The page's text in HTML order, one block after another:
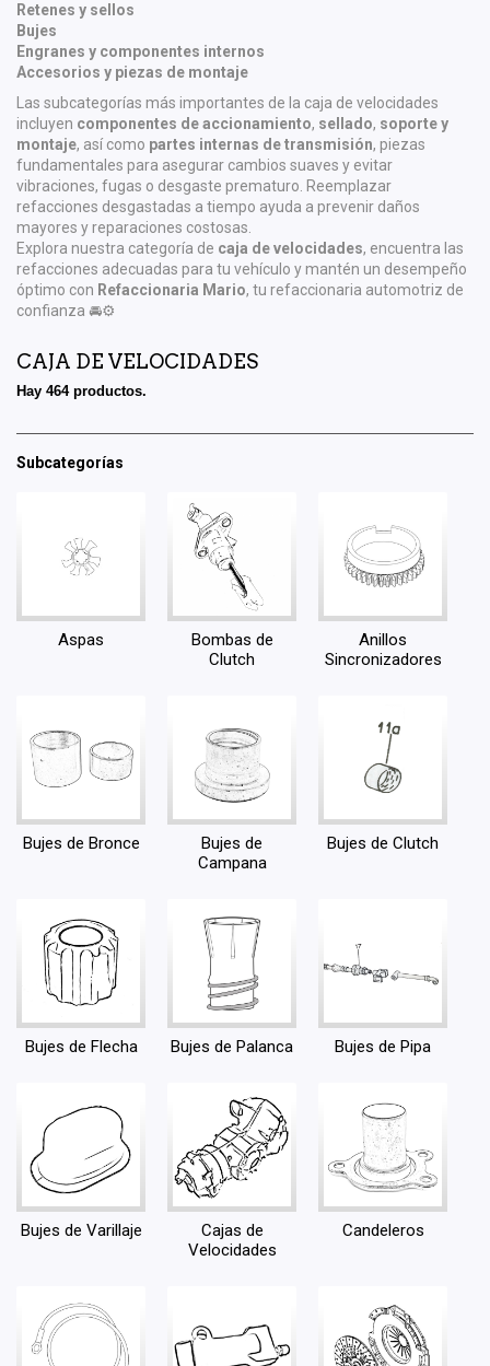
Retenes y sellos
Bujes
Engranes y componentes internos
Accesorios y piezas de montaje
Las subcategorías más importantes de la caja de velocidades
incluyen componentes de accionamiento, sellado, soporte y
montaje, así como partes internas de transmisión, piezas
fundamentales para asegurar cambios suaves y evitar
vibraciones, fugas o desgaste prematuro. Reemplazar
refacciones desgastadas a tiempo ayuda a prevenir daños
mayores y reparaciones costosas.
Explora nuestra categoría de caja de velocidades, encuentra las
refacciones adecuadas para tu vehículo y mantén un desempeño
óptimo con Refaccionaria Mario, tu refaccionaria automotriz de
confianza 🚘⚙️
CAJA DE VELOCIDADES
Hay 464 productos.
Subcategorías
Aspas
Bombas de
Clutch
Anillos
Sincronizadores
Bujes de Bronce
Bujes de
Campana
Bujes de Clutch
Bujes de Flecha Bujes de Palanca Bujes de Pipa
Bujes de Varillaje
Cajas de
Velocidades
Candeleros